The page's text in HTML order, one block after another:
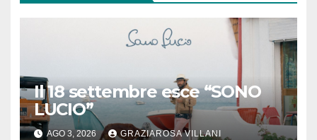
Il 18 settembre esce “SONO
LUCIO”
AGO 3, 2026 GRAZIAROSA VILLANI